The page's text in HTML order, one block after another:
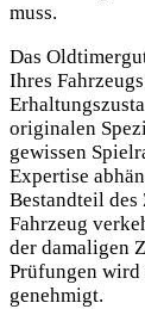
muss.
Das
Ihres
originalen
gewissen
Expertise
Bestandteil des
Fahrzeug
der damaligen
Prüfungen
genehmigt.